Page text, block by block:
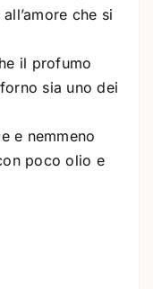
che si
il profumo
sia uno dei
e nemmeno
poco olio e